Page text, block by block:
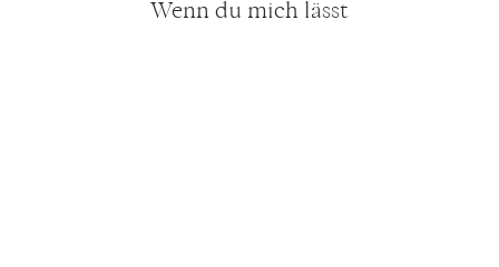
Wenn du mich lässt